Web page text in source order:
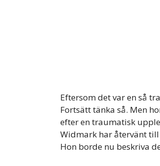
Eftersom det var en så
Fortsätt tänka så. Men
efter en traumatisk
Widmark har återvänt
Hon borde nu beskriva